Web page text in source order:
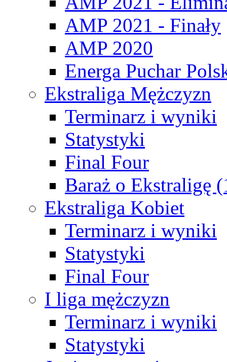
AMP 2021 - Finały
AMP 2020
Energa Puchar
Ekstraliga Mężczyzn
Terminarz i wyniki
Statystyki
Final Four
Baraż o Ekstraligę
Ekstraliga Kobiet
Terminarz i wyniki
Statystyki
Final Four
I liga mężczyzn
Terminarz i wyniki
Statystyki